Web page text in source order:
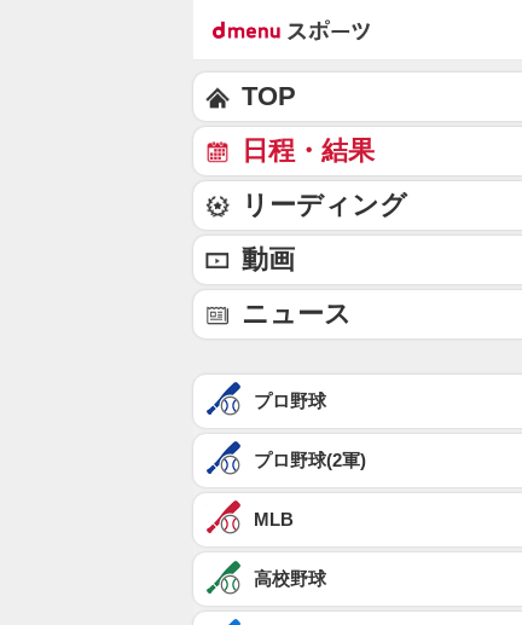
TOP
日程・結果
リーディング
動画
ニュース
プロ野球
プロ野球(2軍)
MLB
高校野球